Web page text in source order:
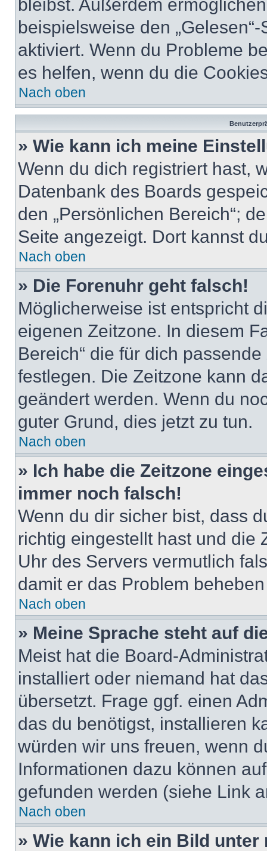
bleibst. Außerdem
beispielsweise den
aktiviert. Wenn du Probleme
es helfen, wenn du die
Nach oben
» Wie kann ich meine
Wenn du dich registriert hast,
Datenbank des Boards
den „Persönlichen Bereich“;
Seite angezeigt. Dort kannst
Nach oben
» Die Forenuhr geht falsch!
Möglicherweise ist entspricht
eigenen Zeitzone. In diesem
Bereich“ die für dich
festlegen. Die Zeitzone kann
geändert werden. Wenn du
guter Grund, dies jetzt zu tun.
Nach oben
» Ich habe die Zeitzone
immer noch falsch!
Wenn du dir sicher bist, dass
richtig eingestellt hast und die
Uhr des Servers vermutlich
damit er das Problem
Nach oben
» Meine Sprache steht auf
Meist hat die Board-
installiert oder niemand hat
übersetzt. Frage ggf. einen
das du benötigst, installieren
würden wir uns freuen, wenn
Informationen dazu können
gefunden werden (siehe Link
Nach oben
» Wie kann ich ein Bild